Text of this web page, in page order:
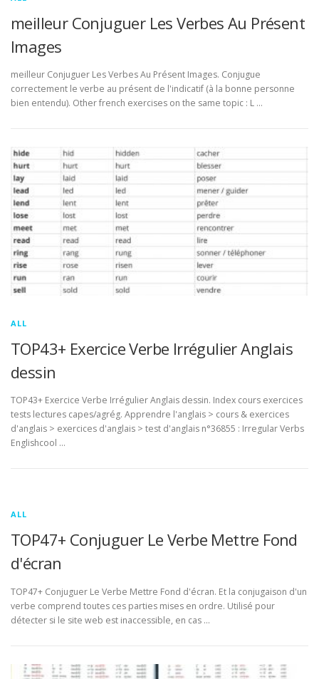
meilleur Conjuguer Les Verbes Au Présent
Images
meilleur Conjuguer Les Verbes Au Présent Images. Conjugue
correctement le verbe au présent de l'indicatif (à la bonne personne
bien entendu). Other french exercises on the same topic : L …
ALL
TOP43+ Exercice Verbe Irrégulier Anglais
dessin
TOP43+ Exercice Verbe Irrégulier Anglais dessin. Index cours exercices
tests lectures capes/agrég. Apprendre l'anglais > cours & exercices
d'anglais > exercices d'anglais > test d'anglais n°36855 : Irregular Verbs
Englishcool …
ALL
TOP47+ Conjuguer Le Verbe Mettre Fond
d'écran
TOP47+ Conjuguer Le Verbe Mettre Fond d'écran. Et la conjugaison d'un
verbe comprend toutes ces parties mises en ordre. Utilisé pour
détecter si le site web est inaccessible, en cas …